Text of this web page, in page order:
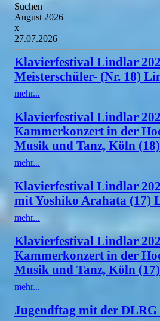
Suchen
August 2026
x
27.07.2026
Klavierfestival Lindlar
Meisterschüler- (Nr. 18)
mehr...
Klavierfestival Lindlar
Kammerkonzert in der
Musik und Tanz, Köln
mehr...
Klavierfestival Lindlar
mit Yoshiko Arahata (17)
mehr...
Klavierfestival Lindlar
Kammerkonzert in der
Musik und Tanz, Köln
mehr...
Jugendftag mit der